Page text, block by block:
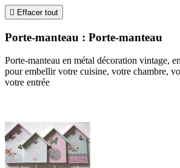
 Effacer tout
Porte-manteau : Porte-manteau
Porte-manteau en métal décoration vintage,
pour embellir votre cuisine, votre chambre,
votre entrée